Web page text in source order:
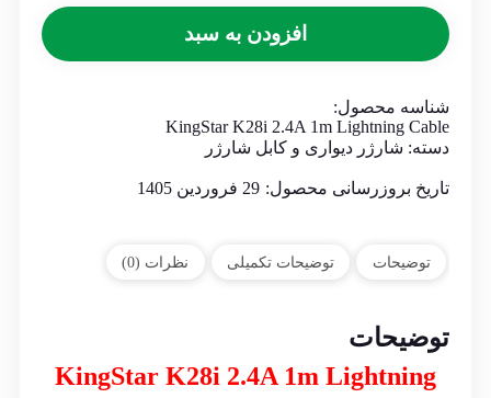
افزودن به سبد
شناسه محصول:
KingStar K28i 2.4A 1m Lightning Cable
دسته: شارژر دیواری و کابل شارژر
تاریخ بروزرسانی محصول: 29 فروردین 1405
توضیحات توضیحات تکمیلی نظرات (0)
توضیحات
KingStar K28i 2.4A 1m Lightning